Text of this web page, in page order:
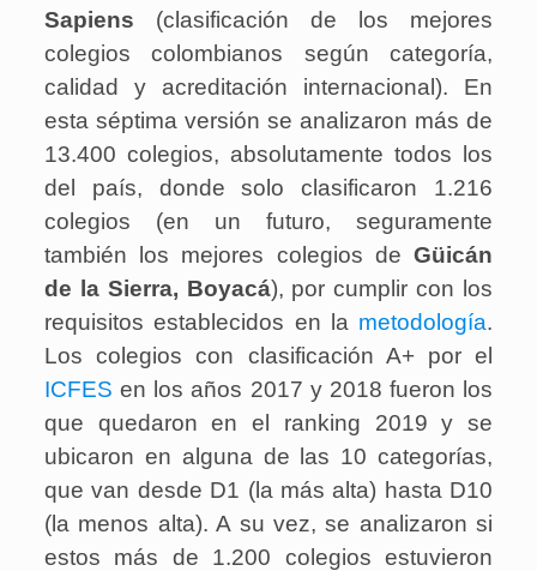
Sapiens (clasificación de los mejores
colegios colombianos según categoría,
calidad y acreditación internacional). En
esta séptima versión se analizaron más de
13.400 colegios, absolutamente todos los
del país, donde solo clasificaron 1.216
colegios (en un futuro, seguramente
también los mejores colegios deGüicán
de la Sierra, Boyacá), por cumplir con los
requisitos establecidos en la metodología.
Los colegios con clasificación A+ por el
ICFES en los años 2017 y 2018 fueron los
que quedaron en el ranking 2019 y se
ubicaron en alguna de las 10 categorías,
que van desde D1 (la más alta) hasta D10
(la menos alta). A su vez, se analizaron si
estos más de 1.200 colegios estuvieron